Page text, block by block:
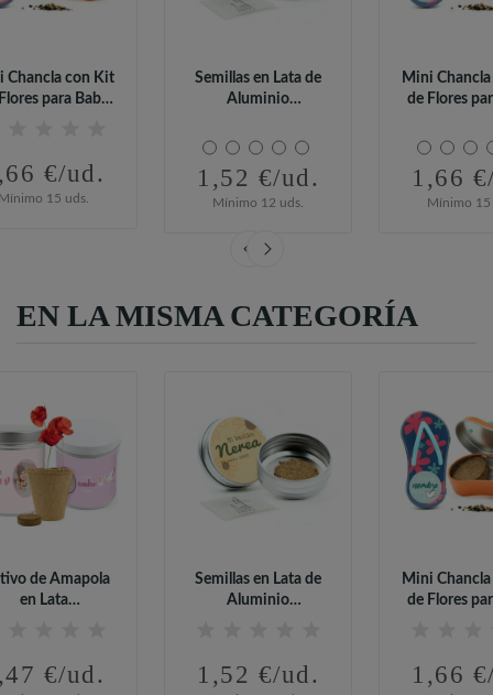
Chancla con Kit
para Baby
€/ud.
15 uds.
Semillas en Lata de
Aluminio
1,52 €/ud.
Mínimo 12 uds.
Mini
de Flores
1,66
Mínimo 15
EN LA MISMA CATEGORÍA
de Amapola
en Lata
€/ud.
Semillas en Lata de
Aluminio
1,52 €/ud.
Mini
de Flores
1,66